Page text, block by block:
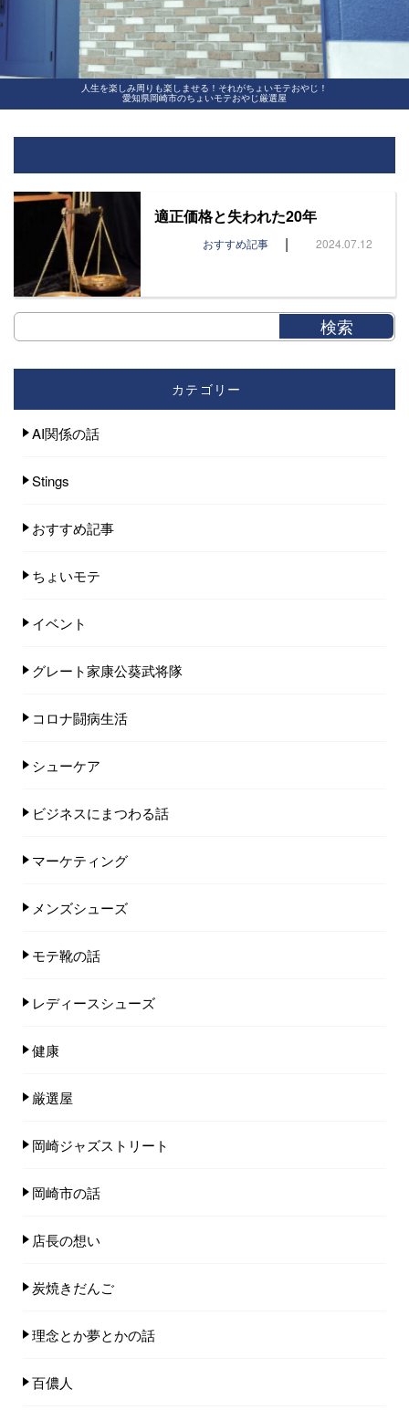
人生を楽しみ周りも楽しませる！それがちょいモテおやじ！
愛知県岡崎市のちょいモテおやじ厳選屋
適正価格と失われた20年
おすすめ記事 | 2024.07.12
カテゴリー
AI関係の話
Stings
おすすめ記事
ちょいモテ
イベント
グレート家康公葵武将隊
コロナ闘病生活
シューケア
ビジネスにまつわる話
マーケティング
メンズシューズ
モテ靴の話
レディースシューズ
健康
厳選屋
岡崎ジャズストリート
岡崎市の話
店長の想い
炭焼きだんご
理念とか夢とかの話
百儂人